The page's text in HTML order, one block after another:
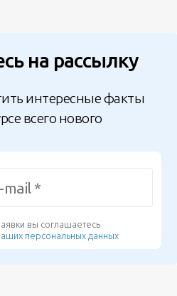
на рассылку
интересные факты
всего нового
вы соглашаетесь
персональных данных